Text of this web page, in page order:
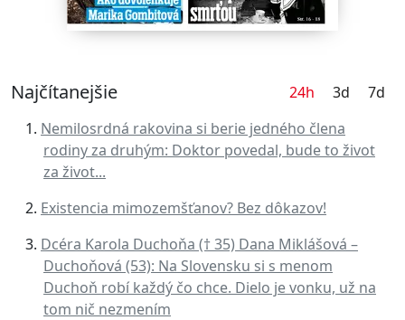
Najčítanejšie 24h 3d
7d
Nemilosrdná rakovina si berie jedného člena
rodiny za druhým: Doktor povedal, bude to život
za život...
Existencia mimozemšťanov? Bez dôkazov!
Dcéra Karola Duchoňa († 35) Dana Miklášová –
Duchoňová (53): Na Slovensku si s menom
Duchoň robí každý čo chce. Dielo je vonku, už na
tom nič nezmením